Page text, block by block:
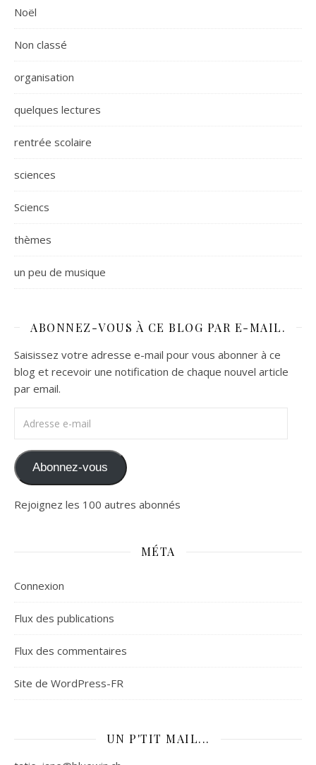
Noël
Non classé
organisation
quelques lectures
rentrée scolaire
sciences
Sciencs
thèmes
un peu de musique
ABONNEZ-VOUS À CE BLOG PAR E-MAIL.
Saisissez votre adresse e-mail pour vous abonner à ce
blog et recevoir une notification de chaque nouvel article
par email.
Abonnez-vous
Rejoignez les 100 autres abonnés
MÉTA
Connexion
Flux des publications
Flux des commentaires
Site de WordPress-FR
UN P'TIT MAIL...